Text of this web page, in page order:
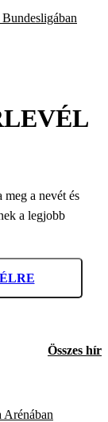
a nevét és
a legjobb
Összes hír
Arénában